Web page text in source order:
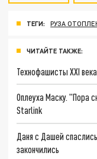
ТЕГИ: РУЗА
ЧИТАЙТЕ ТАКЖЕ:
Технофашисты XXI века
Оплеуха Маску. "Пора
Starlink
Даня с Дашей
закончились